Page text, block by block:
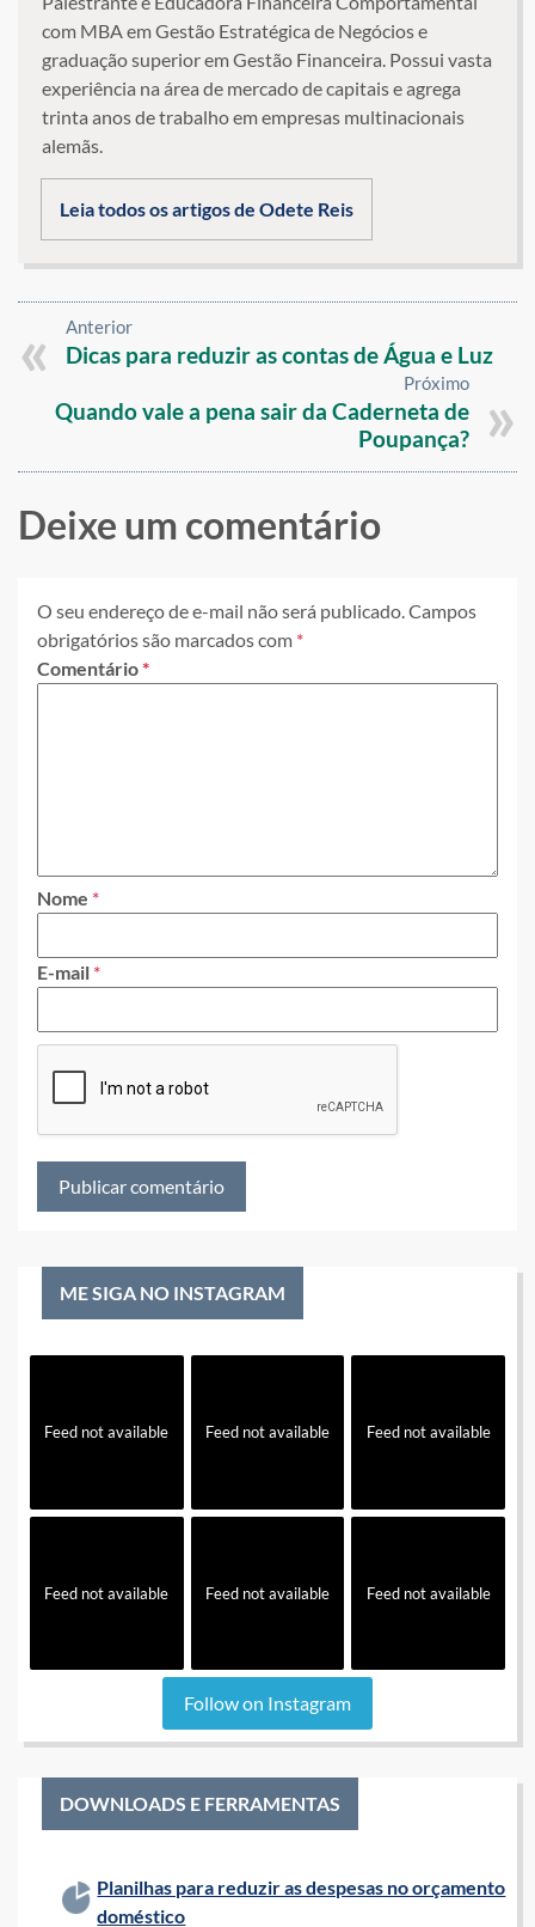
com MBA em Gestão Estratégica de Negócios e
graduação superior em Gestão Financeira. Possui vasta
experiência na área de mercado de capitais e agrega
trinta anos de trabalho em empresas multinacionais
alemãs.
Leia todos os artigos de Odete Reis
Anterior
Dicas para reduzir as contas de Água e Luz
Próximo
Quando vale a pena sair da Caderneta de
Poupança?
Deixe um comentário
O seu endereço de e-mail não será publicado.Campos
obrigatórios são marcados com *
Comentário*
Nome *
E-mail *
ME SIGA NO INSTAGRAM
Feed not available Feed not available Feed not available
Feed not available Feed not available Feed not available
Follow on Instagram
DOWNLOADS E FERRAMENTAS
Planilhas para reduzir as despesas no orçamento
doméstico